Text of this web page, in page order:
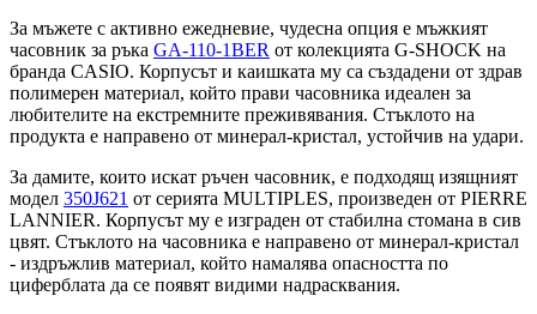
За мъжете с активно ежедневие, чудесна опция е мъжкият
часовник за ръка GA-110-1BER от колекцията G-SHOCK на
бранда CASIO. Корпусът и каишката му са създадени от здрав
полимерен материал, който прави часовника идеален за
любителите на екстремните преживявания. Стъклото на
продукта е направено от минерал-кристал, устойчив на удари.
За дамите, които искат ръчен часовник, е подходящ изящният
модел 350J621 от серията MULTIPLES, произведен от PIERRE
LANNIER. Корпусът му е изграден от стабилна стомана в сив
цвят. Стъклото на часовника е направено от минерал-кристал
- издръжлив материал, който намалява опасността по
циферблата да се появят видими надрасквания.